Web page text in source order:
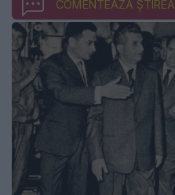
COMENTEAZĂ ȘTIREA